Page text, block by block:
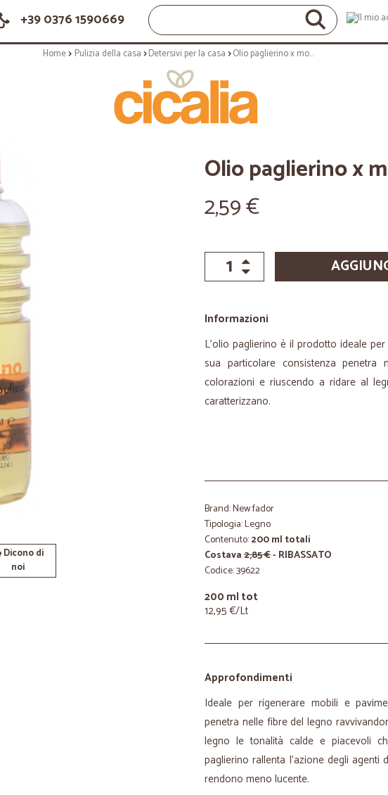
+39 0376 1590669
Home Pulizia della casa Detersivi per la casa Olio paglierino x mobili - ml.200
Dicono di
noi
Olio paglierino x
2,59 €
Informazioni
L'olio paglierino è il prodotto ideale
sua particolare consistenza
colorazioni e riuscendo a ridare al
caratterizzano.
Brand: New fador
Tipologia: Legno
Contenuto:200 ml totali
Costava2,85 €- RIBASSATO
Codice: 39622
200 ml tot
12,95 €/Lt
Approfondimenti
Ideale per rigenerare mobili e
penetra nelle fibre del legno
legno le tonalità calde e piacevoli
paglierino rallenta l'azione degli
rendono meno lucente.